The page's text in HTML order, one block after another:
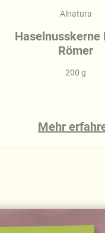
Alnatura
Haselnusskerne
Römer
200 g
Mehr